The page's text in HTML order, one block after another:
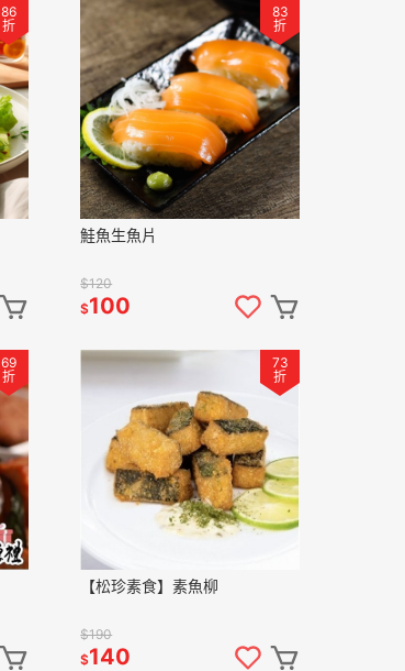
86
折
83
折
鮭魚生魚片
$120
$100
69
折
73
折
【松珍素食】素魚柳
$190
$140